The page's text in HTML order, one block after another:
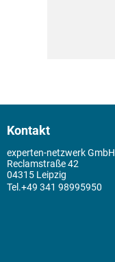
Kontakt
experten-netzwerk GmbH
Reclamstraße 42
04315 Leipzig
+49 341 98995950